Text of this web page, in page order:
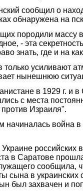
сообщил о
обнаружена на
породили массу
- эта
знать, где и на
усиливают
нынешнюю
в 1929 г.
с места
Израиля".
война в
российских
в Саратове
сообщила,
в
захвачен и